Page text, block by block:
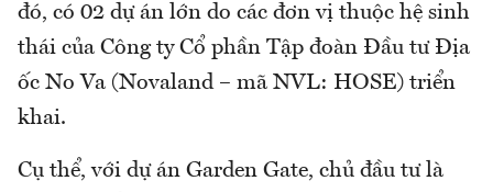
đó, có 02 dự án lớn do các đơn vị thuộc hệ sinh
thái của Công ty Cổ phần Tập đoàn Đầu tư Địa
ốc No Va (Novaland – mã NVL: HOSE) triển
khai.
Cụ thể, với dự án Garden Gate, chủ đầu tư là